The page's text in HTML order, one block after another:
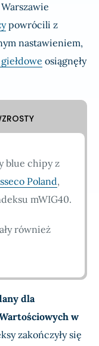
powrócili z
nastawieniem,
osiągnęły
blue chipy z
Poland,
mWIG40.
również
dla
w
zakończyły się